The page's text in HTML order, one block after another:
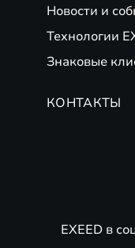
Новости и
Технологии
Знаковые
КОНТАКТЫ
EXEED в